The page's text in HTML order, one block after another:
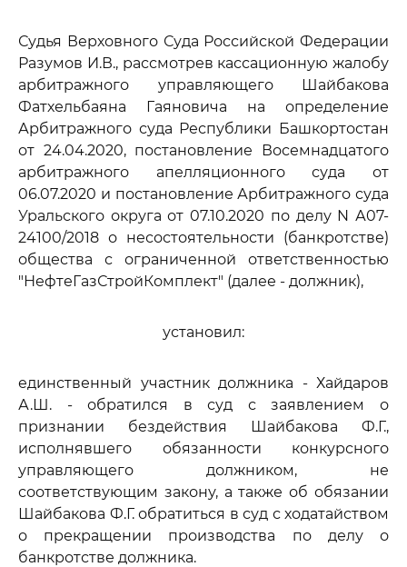
Судья Верховного Суда Российской Федерации
Разумов И.В., рассмотрев кассационную жалобу
арбитражного управляющего Шайбакова
Фатхельбаяна Гаяновича на определение
Арбитражного суда Республики Башкортостан
от 24.04.2020, постановление Восемнадцатого
арбитражного апелляционного суда от
06.07.2020 и постановление Арбитражного суда
Уральского округа от 07.10.2020 по делу N А07-
24100/2018 о несостоятельности (банкротстве)
общества с ограниченной ответственностью
"НефтеГазСтройКомплект" (далее - должник),
установил:
единственный участник должника - Хайдаров
А.Ш. - обратился в суд с заявлением о
признании бездействия Шайбакова Ф.Г.,
исполнявшего обязанности конкурсного
управляющего должником, не
соответствующим закону, а также об обязании
Шайбакова Ф.Г. обратиться в суд с ходатайством
о прекращении производства по делу о
банкротстве должника.